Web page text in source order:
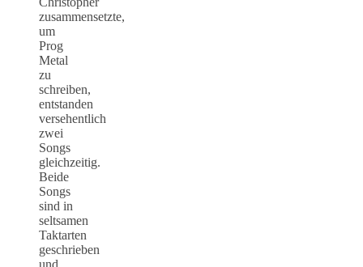
zusammensetzte,
um
Prog
Metal
zu
schreiben,
entstanden
versehentlich
zwei
Songs
gleichzeitig.
Beide
Songs
sind in
seltsamen
Taktarten
geschrieben
und